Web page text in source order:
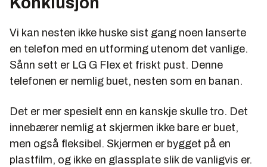
Batteri:3500 mAh
Pris: Fra 6400 kroner (nettbutikk pr 12.02.2014)
Vi kan nesten ikke huske sist gang noen lanserte
en telefon med en utforming utenom det vanlige.
Sånn sett er LG G Flex et friskt pust. Denne
telefonen er nemlig buet, nesten som en banan.
Det er mer spesielt enn en kanskje skulle tro. Det
innebærer nemlig at skjermen ikke bare er buet,
men også fleksibel. Skjermen er bygget på en
plastfilm, og ikke en glassplate slik de vanligvis er.